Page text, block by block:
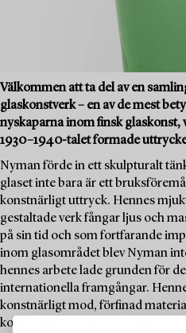
Välkommen att ta del av en
glaskonstverk – en av de mest
nyskaparna inom finsk glaskonst,
1930–1940-talet formade
Nyman förde in ett skulpturalt
glaset inte bara är ett
konstnärligt uttryck. Hennes
gestaltade verk fångar ljus och
på sin tid och som fortfarande
inom glasområdet blev Nyman
hennes arbete lade grunden för
internationella framgångar.
konstnärligt mod, förfinad
kombination av tidlös skönhet.